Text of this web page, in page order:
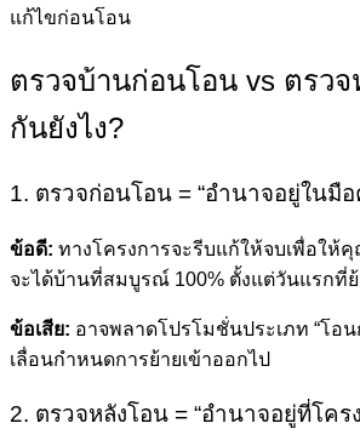
แก้ไขก่อนโอน
ตรวจบ้านก่อนโอน vs ตรวจ
กันยังไง?
1. ตรวจก่อนโอน = “อำนาจอยู่ในมื
ข้อดี: ทางโครงการจะรีบแก้ให้จบเพื่อใ
จะได้บ้านที่สมบูรณ์ 100% ตั้งแต่วันแรกที่ย้
ข้อเสีย: อาจพลาดโปรโมชั่นประเภท “โอ
เลื่อนกำหนดการย้ายเข้าออกไป
2. ตรวจหลังโอน = “อำนาจอยู่ที่โคร